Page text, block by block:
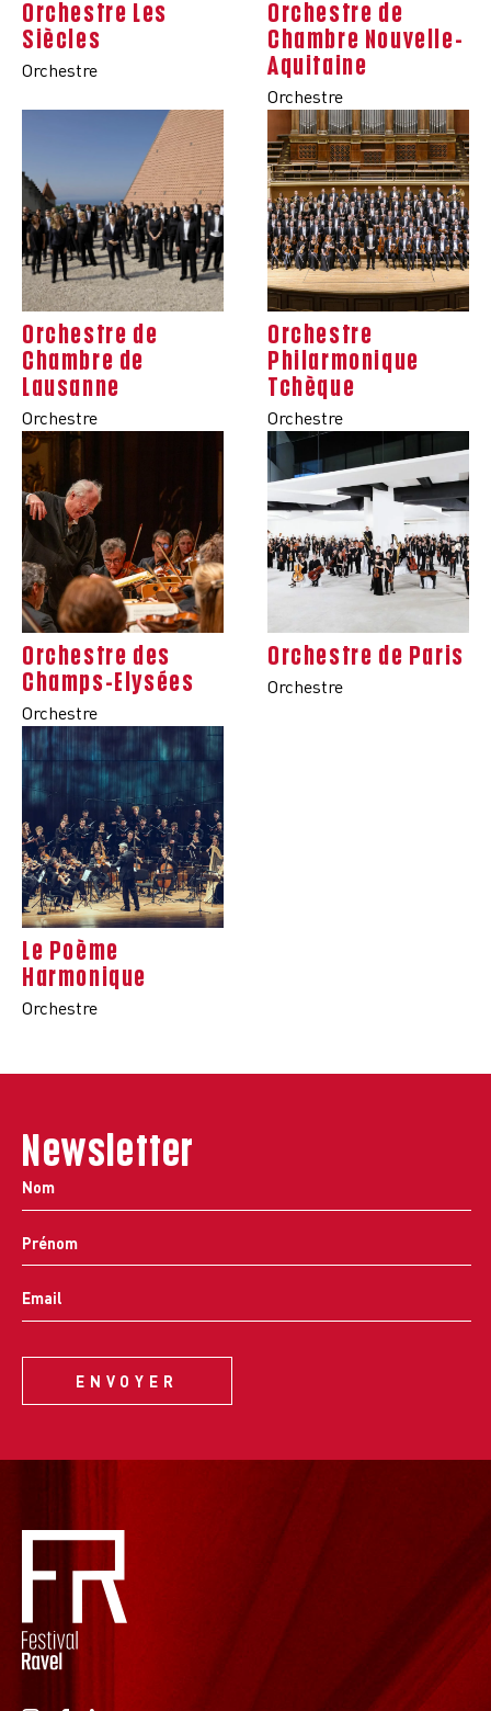
Orchestre Les
Siècles
Orchestre
Orchestre de
Chambre Nouvelle-
Aquitaine
Orchestre
Orchestre de
Chambre de
Lausanne
Orchestre
Orchestre
Philarmonique
Tchèque
Orchestre
Orchestre des
Champs-Elysées
Orchestre
Orchestre de Paris
Orchestre
Le Poème
Harmonique
Orchestre
Newsletter